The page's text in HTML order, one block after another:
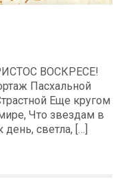
ВОСКРЕСЕ!
Пасхальной
Еще кругом
Что звездам в
день, светла, […]